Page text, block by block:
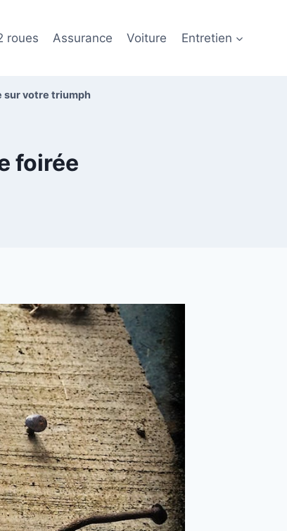
roues Assurance Voiture Entretien
sur votre triumph
foirée